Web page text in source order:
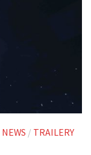
NEWS / TRAILERY